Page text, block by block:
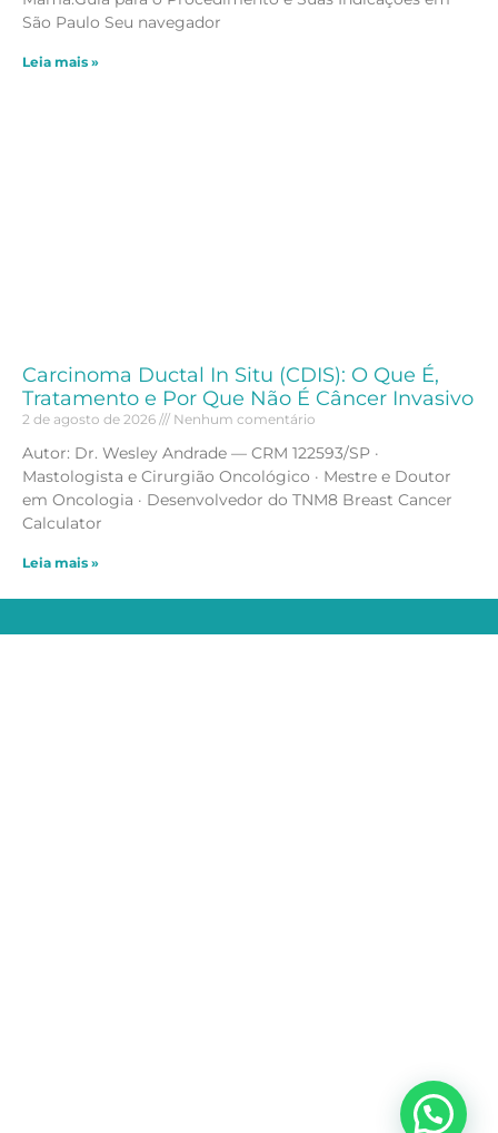
São Paulo Seu navegador
Leia mais »
Carcinoma Ductal In Situ (CDIS): O Que É,
Tratamento e Por Que Não É Câncer Invasivo
2 de agosto de 2026 Nenhum comentário
Autor: Dr. Wesley Andrade — CRM 122593/SP ·
Mastologista e Cirurgião Oncológico · Mestre e Doutor
em Oncologia · Desenvolvedor do TNM8 Breast Cancer
Calculator
Leia mais »